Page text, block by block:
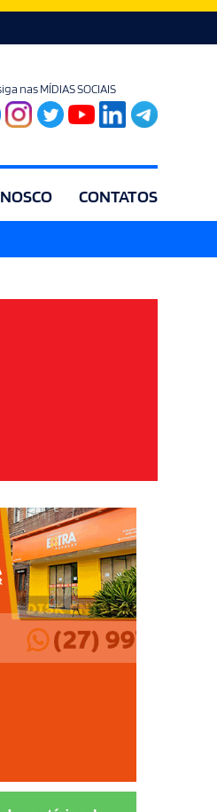
nas MÍDIAS SOCIAIS
CONTATOS